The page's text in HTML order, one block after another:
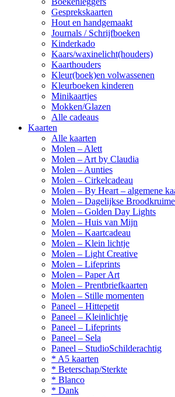
Gesprekskaarten
Hout en handgemaakt
Journals / Schrijfboeken
Kinderkado
Kaars/waxinelicht(houders)
Kaarthouders
Kleur(boek)en volwassenen
Kleurboeken kinderen
Minikaartjes
Mokken/Glazen
Alle cadeaus
Kaarten
Alle kaarten
Molen – Alett
Molen – Art by Claudia
Molen – Aunties
Molen – Cirkelcadeau
Molen – By Heart – algemene
Molen – Dagelijkse
Molen – Golden Day Lights
Molen – Huis van Mijn
Molen – Kaartcadeau
Molen – Klein lichtje
Molen – Light Creative
Molen – Lifeprints
Molen – Paper Art
Molen – Prentbriefkaarten
Molen – Stille momenten
Paneel – Hittepetit
Paneel – Kleinlichtje
Paneel – Lifeprints
Paneel – Sela
Paneel – StudioSchilderachtig
* A5 kaarten
* Beterschap/Sterkte
* Blanco
* Dank